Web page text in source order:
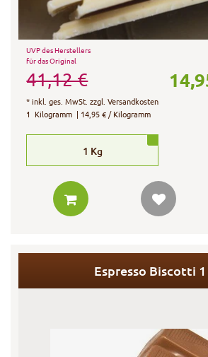
UVP des Herstellers
für das Original
41,12 €
*inkl. ges. MwSt. zzgl.Versandkosten
1 Kilogramm | 14,95 € / Kilogramm
1 Kg
Espresso Biscotti